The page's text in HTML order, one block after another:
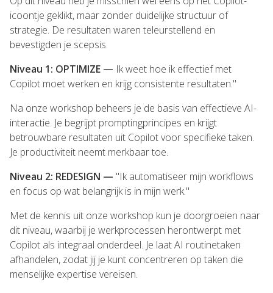
icoontje geklikt, maar zonder duidelijke structuur of
strategie. De resultaten waren teleurstellend en
bevestigden je scepsis.
Niveau 1: OPTIMIZE — Ik weet hoe ik effectief met
Copilot moet werken en krijg consistente resultaten."
Na onze workshop beheers je de basis van effectieve AI-
interactie. Je begrijpt promptingprincipes en krijgt
betrouwbare resultaten uit Copilot voor specifieke taken.
Je productiviteit neemt merkbaar toe.
Niveau 2: REDESIGN — "Ik automatiseer mijn workflows
en focus op wat belangrijk is in mijn werk."
Met de kennis uit onze workshop kun je doorgroeien naar
dit niveau, waarbij je werkprocessen herontwerpt met
Copilot als integraal onderdeel. Je laat AI routinetaken
afhandelen, zodat jij je kunt concentreren op taken die
menselijke expertise vereisen.